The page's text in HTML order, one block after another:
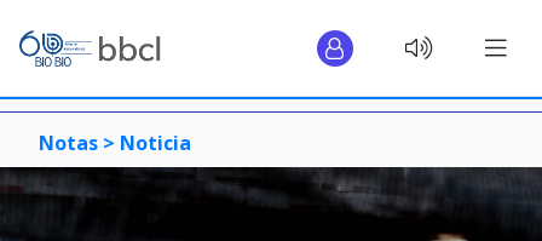
Notas > Noticia